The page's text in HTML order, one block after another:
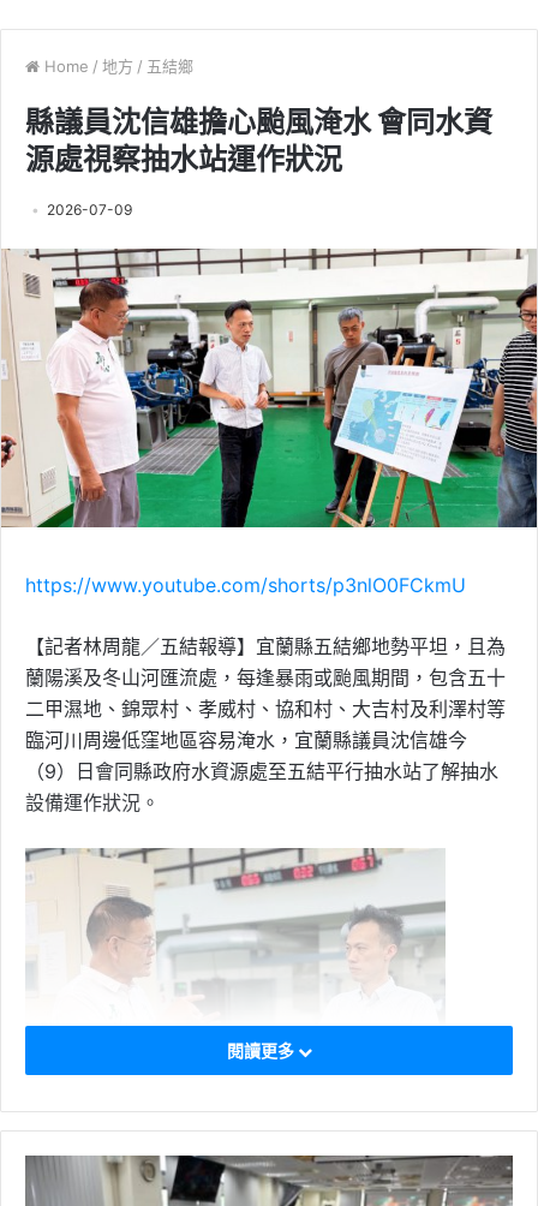
Home / 地方 / 五結鄉
縣議員沈信雄擔心颱風淹水 會同水資
源處視察抽水站運作狀況
2026-07-09
https://www.youtube.com/shorts/p3nlO0FCkmU
【記者林周龍／五結報導】宜蘭縣五結鄉地勢平坦，且為
蘭陽溪及冬山河匯流處，每逢暴雨或颱風期間，包含五十
二甲濕地、錦眾村、孝威村、協和村、大吉村及利澤村等
臨河川周邊低窪地區容易淹水，宜蘭縣議員沈信雄今
（9）日會同縣政府水資源處至五結平行抽水站了解抽水
設備運作狀況。
中央氣象局發佈，今年第9個颱風「巴威」有台灣北部猛
閱讀更多